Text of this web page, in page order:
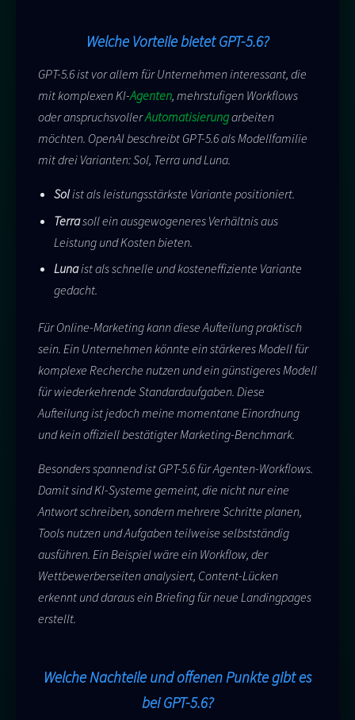
Welche Vorteile bietet GPT-5.6?
GPT-5.6 ist vor allem für Unternehmen interessant, die
mit komplexen KI-Agenten, mehrstufigen Workflows
oder anspruchsvollerAutomatisierungarbeiten
möchten. OpenAI beschreibt GPT-5.6 als Modellfamilie
mit drei Varianten: Sol, Terra und Luna.
Solist als leistungsstärkste Variante positioniert.
Terrasoll ein ausgewogeneres Verhältnis aus
Leistung und Kosten bieten.
Lunaist als schnelle und kosteneffiziente Variante
gedacht.
Für Online-Marketing kann diese Aufteilung praktisch
sein. Ein Unternehmen könnte ein stärkeres Modell für
komplexe Recherche nutzen und ein günstigeres Modell
für wiederkehrende Standardaufgaben. Diese
Aufteilung ist jedoch meine momentane Einordnung
und kein offiziell bestätigter Marketing-Benchmark.
Besonders spannend ist GPT-5.6 für Agenten-Workflows.
Damit sind KI-Systeme gemeint, die nicht nur eine
Antwort schreiben, sondern mehrere Schritte planen,
Tools nutzen und Aufgaben teilweise selbstständig
ausführen. Ein Beispiel wäre ein Workflow, der
Wettbewerberseiten analysiert, Content-Lücken
erkennt und daraus ein Briefing für neue Landingpages
erstellt.
Welche Nachteile und offenen Punkte gibt es
bei GPT-5.6?